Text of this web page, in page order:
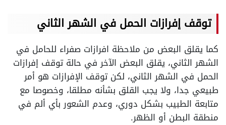
توقف إفرازات الحمل في الشهر الثاني
كما يقلق البعض من ملاحظة افرازات صفراء للحامل في
الشهر الثاني، يقلق البعض الآخر في حالة توقف إفرازات
الحمل في الشهر الثاني، لكن توقف الإفرازات هو أمر
طبيعي جدا، ولا يجب القلق بشأنه مطلقا، وخصوصا مع
متابعة الطبيب بشكل دوري، وعدم الشعور بأي ألم في
منطقة البطن أو الظهر.